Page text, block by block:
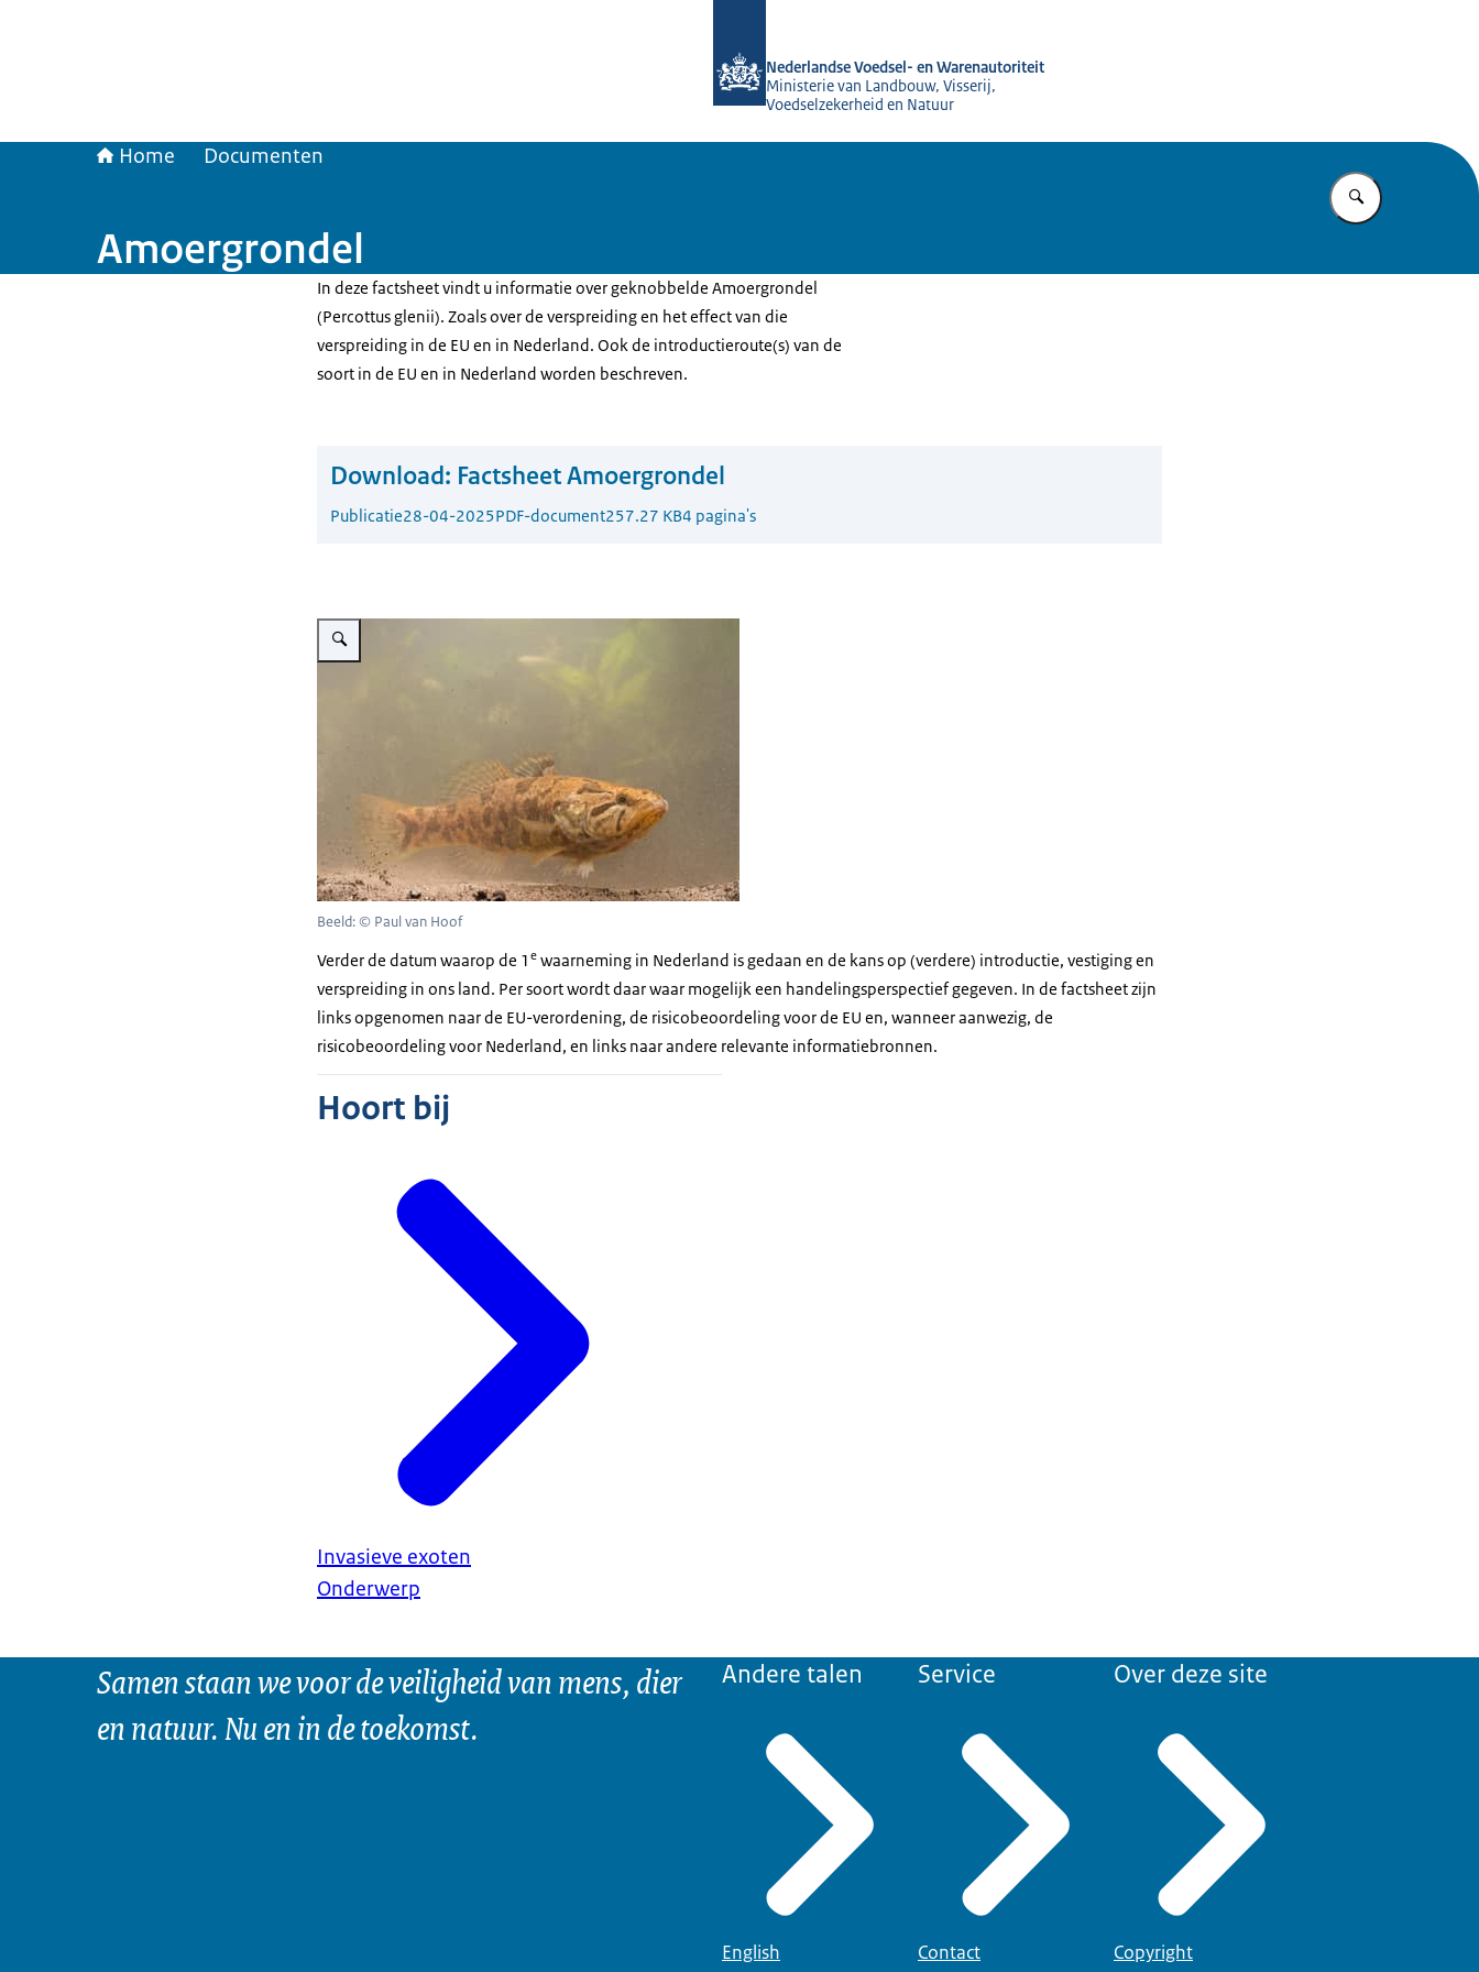
Nederlandse Voedsel- en Warenautoriteit
Ministerie van Landbouw, Visserij,
Voedselzekerheid en Natuur
Home Documenten
Vul in wat u
Amoergrondel
In deze factsheet vindt u informatie over geknobbelde Amoergrondel
(Percottus glenii). Zoals over de verspreiding en het effect van die
verspreiding in de EU en in Nederland. Ook de introductieroute(s) van de
soort in de EU en in Nederland worden beschreven.
Download: Factsheet Amoergrondel
Publicatie28-04-2025PDF-document257.27 KB4 pagina's
Vergroot afbeelding Amoergondel
Beeld: © Paul van Hoof
Verder de datum waarop de 1 e waarneming in Nederland is gedaan en de kans op (verdere) introductie, vestiging en
verspreiding in ons land. Per soort wordt daar waar mogelijk een handelingsperspectief gegeven. In de factsheet zijn
links opgenomen naar de EU-verordening, de risicobeoordeling voor de EU en, wanneer aanwezig, de
risicobeoordeling voor Nederland, en links naar andere relevante informatiebronnen.
Hoort bij
Invasieve exoten
Onderwerp
Samen staan we voor de veiligheid van mens, dier
en natuur. Nu en in de toekomst.
Andere talen
English
Service
Contact
Over deze site
Copyright